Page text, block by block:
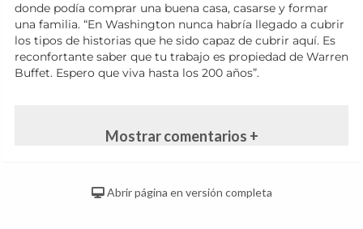
donde podía comprar una buena casa, casarse y formar
una familia. “En Washington nunca habría llegado a cubrir
los tipos de historias que he sido capaz de cubrir aquí. Es
reconfortante saber que tu trabajo es propiedad de Warren
Buffet. Espero que viva hasta los 200 años”.
Mostrar comentarios +
Abrir página en versión completa